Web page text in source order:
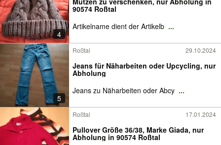
4
90574 Roßtal
Artikelname dient der Artikelb ...
5
Roßtal 29.10.2024
Jeans für Näharbeiten oder Upcycling, nur
Abholung
Jeans zu Näharbeiten oder Abcy ...
Roßtal 17.01.2024
Pullover Größe 36/38, Marke Giada, nur
Abholung in 90574 Roßtal